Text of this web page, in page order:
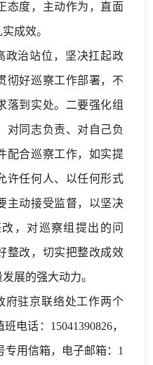
态度，主动作为，直面
成效。
政治站位，坚决扛起政
彻好巡察工作部署，不
落到实处。二要强化组
对同志负责、对自己负
配合巡察工作，如实提
许任何人、以任何形式
主动接受监督，以坚决
，对巡察组提出的问
整改，切实把整改成效
展的强大动力。
府驻京联络处工作两个
电话：15041390826，
专用信箱，电子邮箱：1